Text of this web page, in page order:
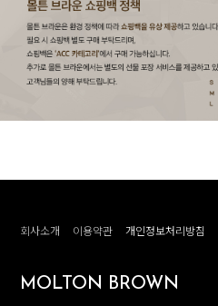
회사소개 이용약관 개인정보처리방침
MOLTON BROWN